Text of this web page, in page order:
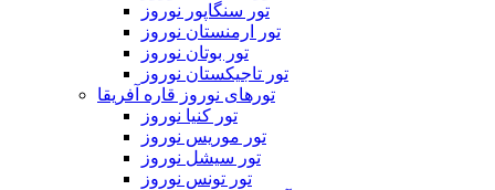
تور سنگاپور نوروز
تور ارمنستان نوروز
تور بوتان نوروز
تور تاجیکستان نوروز
تورهای نوروز قاره آفریقا
تور کنیا نوروز
تور موریس نوروز
تور سیشل نوروز
تور تونس نوروز